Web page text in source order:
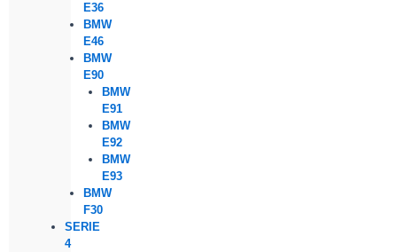
E36
BMW
E46
BMW
E90
BMW
E91
BMW
E92
BMW
E93
BMW
F30
SERIE
4